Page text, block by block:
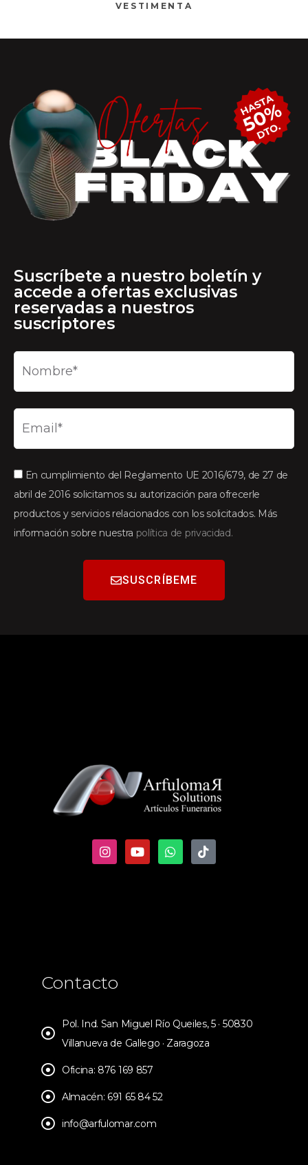
VESTIMENTA
Suscríbete a nuestro boletín y
accede a ofertas exclusivas
reservadas a nuestros
suscriptores
En cumplimiento del Reglamento UE 2016/679, de 27 de
abril de 2016 solicitamos su autorización para ofrecerle
productos y servicios relacionados con los solicitados. Más
información sobre nuestra política de privacidad.
SUSCRÍBEME
Contacto
Pol. Ind. San Miguel Río Queiles, 5 · 50830
Villanueva de Gallego · Zaragoza
Oficina: 876 169 857
Almacén: 691 65 84 52
info@arfulomar.com